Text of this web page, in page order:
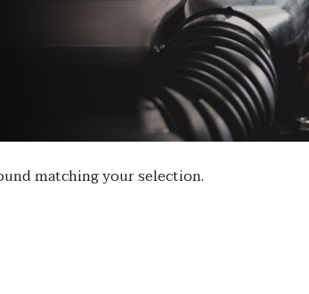
matching your selection.